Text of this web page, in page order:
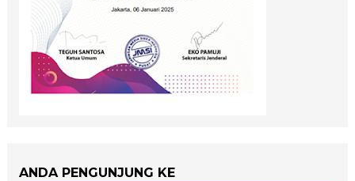
ANDA PENGUNJUNG KE